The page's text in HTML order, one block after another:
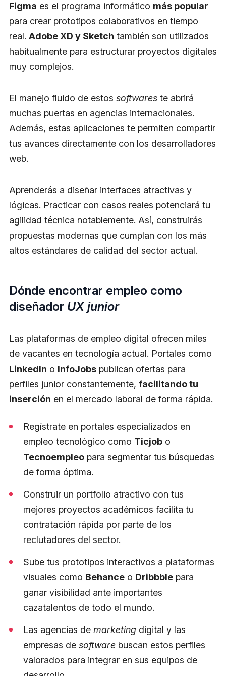
Figma es el programa informático más popular
para crear prototipos colaborativos en tiempo
real. Adobe XD y Sketch también son utilizados
habitualmente para estructurar proyectos digitales
muy complejos.
El manejo fluido de estos softwares te abrirá
muchas puertas en agencias internacionales.
Además, estas aplicaciones te permiten compartir
tus avances directamente con los desarrolladores
web.
Aprenderás a diseñar interfaces atractivas y
lógicas. Practicar con casos reales potenciará tu
agilidad técnica notablemente. Así, construirás
propuestas modernas que cumplan con los más
altos estándares de calidad del sector actual.
Dónde encontrar empleo como
diseñador UX junior
Las plataformas de empleo digital ofrecen miles
de vacantes en tecnología actual. Portales como
LinkedIn o InfoJobs publican ofertas para
perfiles junior constantemente, facilitando tu
inserción en el mercado laboral de forma rápida.
Regístrate en portales especializados en
empleo tecnológico como Ticjob o
Tecnoempleo para segmentar tus búsquedas
de forma óptima.
Construir un portfolio atractivo con tus
mejores proyectos académicos facilita tu
contratación rápida por parte de los
reclutadores del sector.
Sube tus prototipos interactivos a plataformas
visuales como Behance o Dribbble para
ganar visibilidad ante importantes
cazatalentos de todo el mundo.
Las agencias de marketing digital y las
empresas de software buscan estos perfiles
valorados para integrar en sus equipos de